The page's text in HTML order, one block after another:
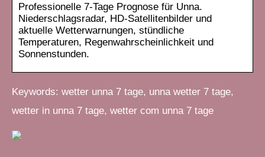
Professionelle 7-Tage Prognose für Unna.
Niederschlagsradar, HD-Satellitenbilder und
aktuelle Wetterwarnungen, stündliche
Temperaturen, Regenwahrscheinlichkeit und
Sonnenstunden.
Keywords: wetter unna 7 tage, unna wetter 7 tage,
wetter in unna 7 tage, wetter com unna 7 tage